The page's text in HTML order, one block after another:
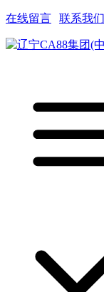
在线留言 联系我们